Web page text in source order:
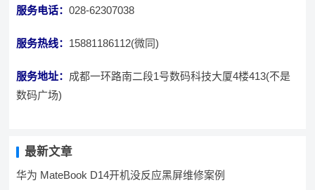
服务电话：028-62307038
服务热线： 15881186112(微同)
服务地址： 成都一环路南二段1号数码科技大厦4楼413(不是
数码广场)
最新文章
华为 MateBook D14开机没反应黑屏维修案例